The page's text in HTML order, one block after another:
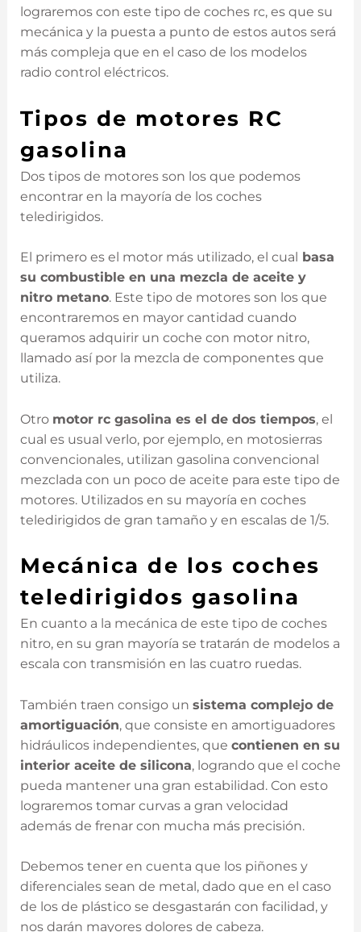
lograremos con este tipo de coches rc, es que su
mecánica y la puesta a punto de estos autos será
más compleja que en el caso de los modelos
radio control eléctricos.
Tipos de motores RC
gasolina
Dos tipos de motores son los que podemos
encontrar en la mayoría de los coches
teledirigidos.
El primero es el motor más utilizado, el cual basa
su combustible en una mezcla de aceite y
nitro metano. Este tipo de motores son los que
encontraremos en mayor cantidad cuando
queramos adquirir un coche con motor nitro,
llamado así por la mezcla de componentes que
utiliza.
Otro motor rc gasolina es el de dos tiempos, el
cual es usual verlo, por ejemplo, en motosierras
convencionales, utilizan gasolina convencional
mezclada con un poco de aceite para este tipo de
motores. Utilizados en su mayoría en coches
teledirigidos de gran tamaño y en escalas de 1/5.
Mecánica de los coches
teledirigidos gasolina
En cuanto a la mecánica de este tipo de coches
nitro, en su gran mayoría se tratarán de modelos a
escala con transmisión en las cuatro ruedas.
También traen consigo un sistema complejo de
amortiguación, que consiste en amortiguadores
hidráulicos independientes, que contienen en su
interior aceite de silicona, logrando que el coche
pueda mantener una gran estabilidad. Con esto
lograremos tomar curvas a gran velocidad
además de frenar con mucha más precisión.
Debemos tener en cuenta que los piñones y
diferenciales sean de metal, dado que en el caso
de los de plástico se desgastarán con facilidad, y
nos darán mayores dolores de cabeza.